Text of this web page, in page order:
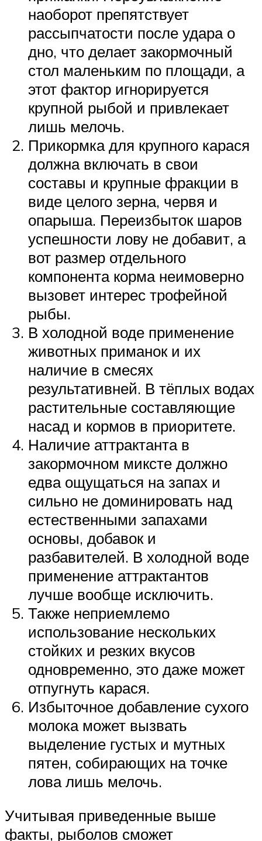
наоборот препятствует
рассыпчатости после удара о
дно, что делает закормочный
стол маленьким по площади, а
этот фактор игнорируется
крупной рыбой и привлекает
лишь мелочь.
Прикормка для крупного карася
должна включать в свои
составы и крупные фракции в
виде целого зерна, червя и
опарыша. Переизбыток шаров
успешности лову не добавит, а
вот размер отдельного
компонента корма неимоверно
вызовет интерес трофейной
рыбы.
В холодной воде применение
животных приманок и их
наличие в смесях
результативней. В тёплых водах
растительные составляющие
насад и кормов в приоритете.
Наличие аттрактанта в
закормочном миксте должно
едва ощущаться на запах и
сильно не доминировать над
естественными запахами
основы, добавок и
разбавителей. В холодной воде
применение аттрактантов
лучше вообще исключить.
Также неприемлемо
использование нескольких
стойких и резких вкусов
одновременно, это даже может
отпугнуть карася.
Избыточное добавление сухого
молока может вызвать
выделение густых и мутных
пятен, собирающих на точке
лова лишь мелочь.
Учитывая приведенные выше
факты, рыболов сможет